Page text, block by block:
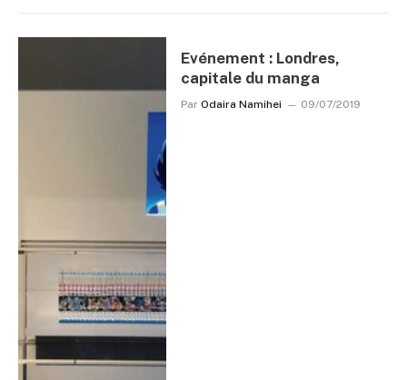
Evénement : Londres,
capitale du manga
Par Odaira Namihei 09/07/2019